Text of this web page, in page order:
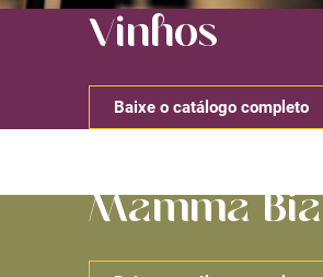
Vinhos
Baixe o catálogo completo
Mamma Bia